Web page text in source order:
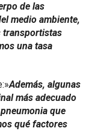
de las
medio ambiente,
transportistas
una tasa
Además, algunas
más adecuado
que
qué factores